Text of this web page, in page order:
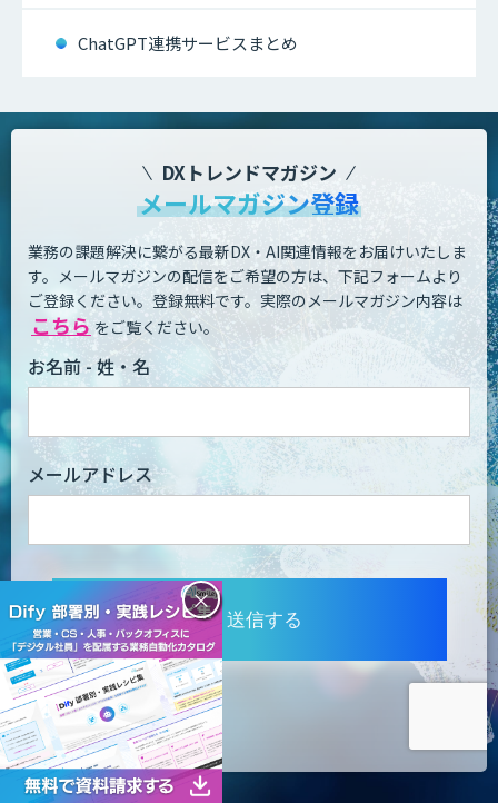
ChatGPT連携サービスまとめ
DXトレンドマガジン
メールマガジン登録
業務の課題解決に繋がる最新DX・AI関連情報をお届けいたしま
す。 メールマガジンの配信をご希望の方は、下記フォームより
ご登録ください。登録無料です。 実際のメールマガジン内容は
こちら をご覧ください。
お名前 - 姓・名
メールアドレス
送信する
×